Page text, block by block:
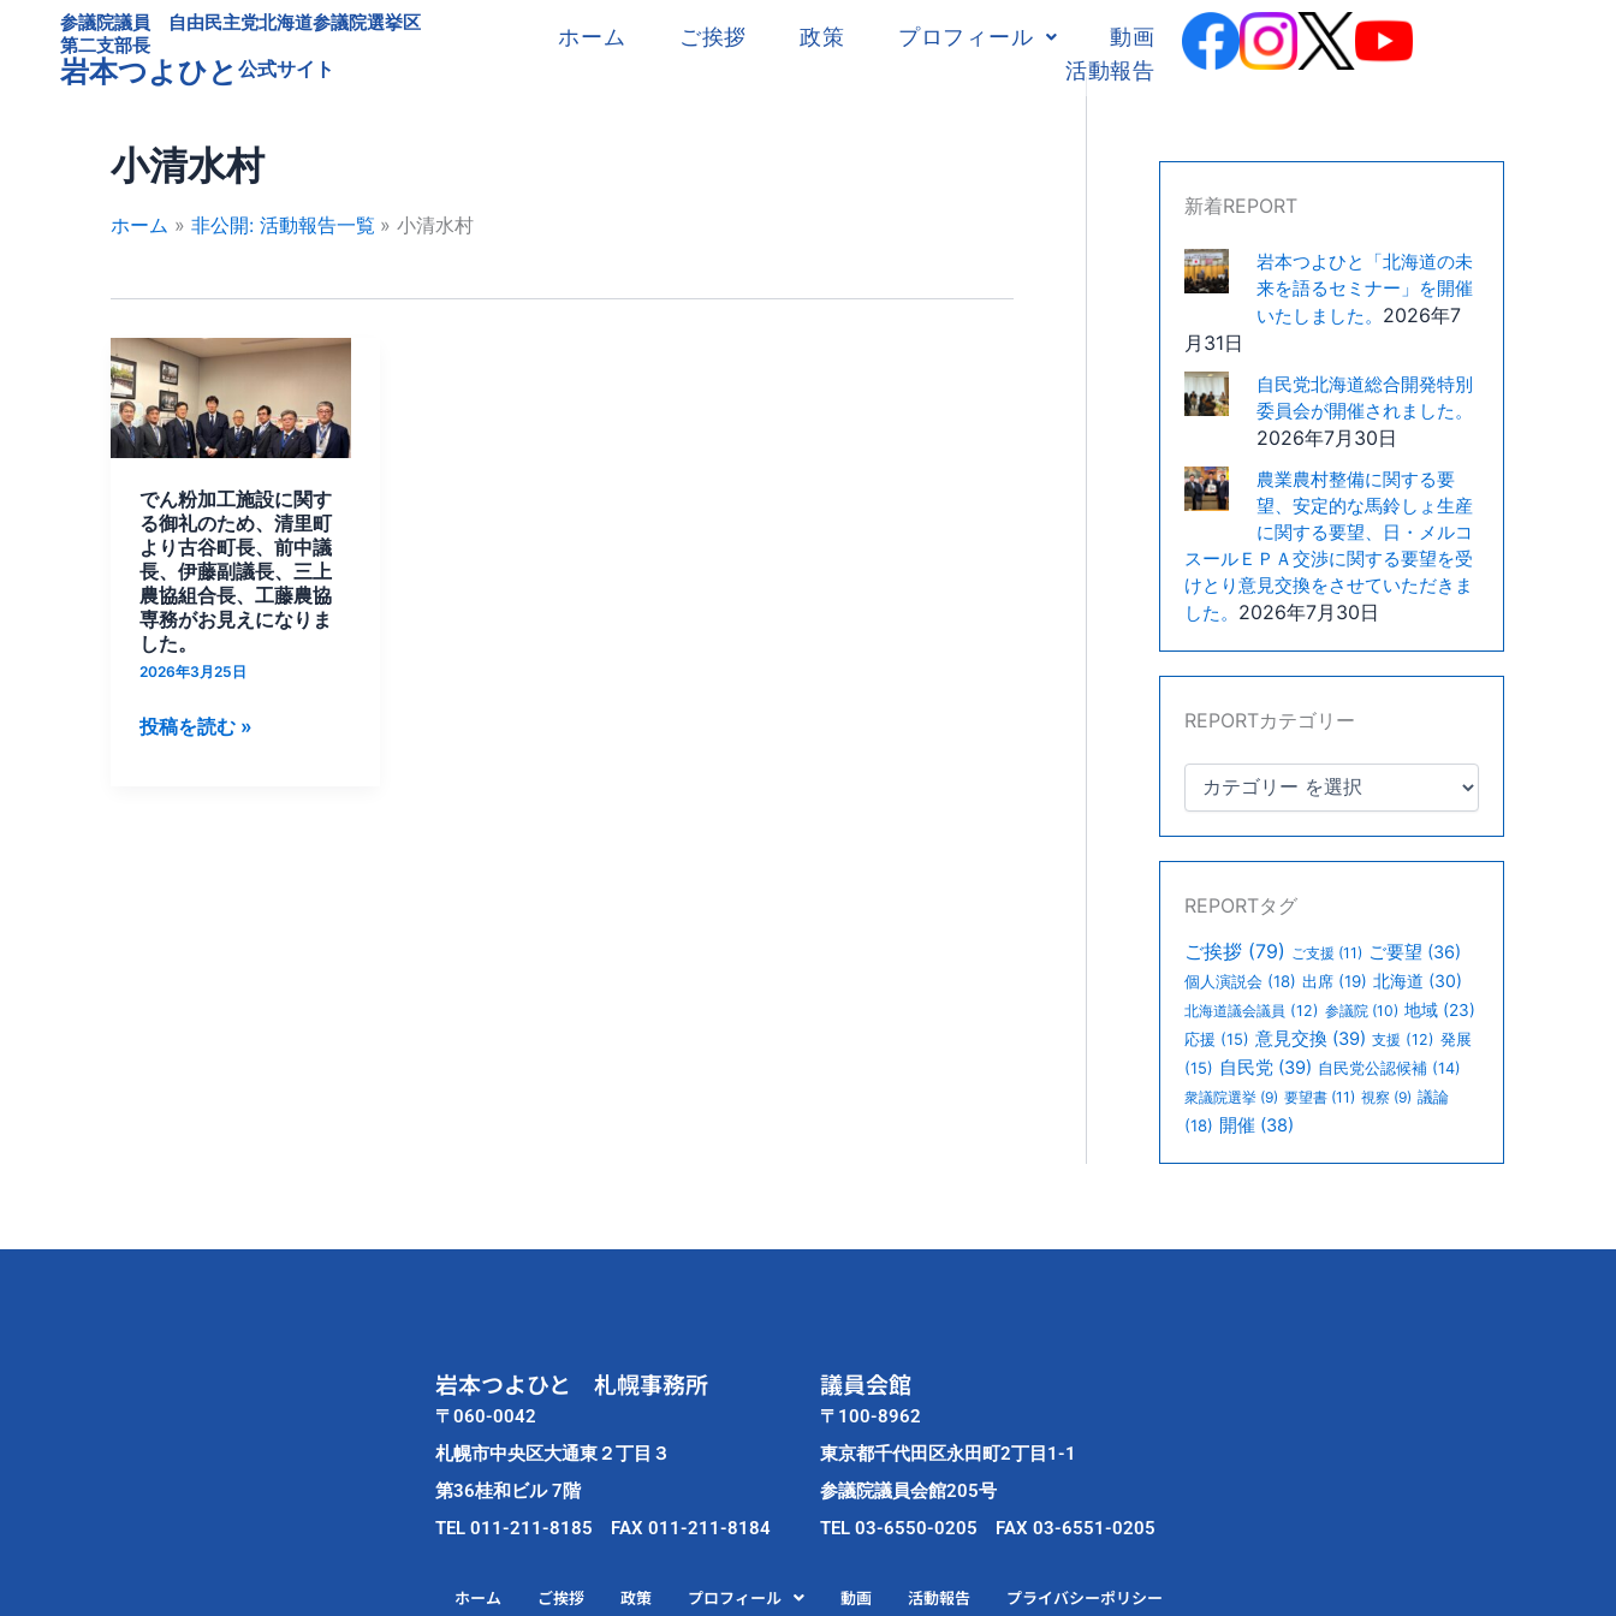
参議院議員 自由民主党北海道参議院選挙区
第二支部長
岩本つよひと 公式サイト
ホーム ご挨拶 政策 プロフィール
動画
活動報告
小清水村
ホーム 非公開: 活動報告一覧 小清水村
でん粉加工施設に関す
る御礼のため、清里町
より古谷町長、前中議
長、伊藤副議長、三上
農協組合長、工藤農協
専務がお見えになりま
した。
2026年3月25日
で
粉
加
施
設
に
関
す
る
礼
投稿を読む »
新着REPORT
岩本つよひと「北海道の未
来を語るセミナー」を開催
いたしました。 2026年7
月31日
自民党北海道総合開発特別
委員会が開催されました。
2026年7月30日
農業農村整備に関する要
望、安定的な馬鈴しょ生産
に関する要望、日・メルコ
スールＥＰＡ交渉に関する要望を受
けとり意見交換をさせていただきま
した。 2026年7月30日
REPORTカテゴリー
カ
テ
ゴ
REPORTタグ
ご挨拶 (79) ご支援 (11) ご要望 (36)
個人演説会 (18) 出席 (19) 北海道 (30)
北海道議会議員 (12) 参議院 (10) 地域 (23)
応援 (15) 意見交換 (39) 支援 (12) 発展
(15) 自民党 (39) 自民党公認候補 (14)
衆議院選挙 (9) 要望書 (11) 視察 (9) 議論
(18) 開催 (38)
岩本つよひと 札幌事務所
〒060-0042
札幌市中央区大通東２丁目３
第36桂和ビル 7階
TEL 011-211-8185 FAX 011-211-8184
議員会館
〒100-8962
東京都千代田区永田町2丁目1-1
参議院議員会館205号
TEL 03-6550-0205 FAX 03-6551-0205
ホーム ご挨拶 政策 プロフィール 動画 活動報告 プライバシーポリシー